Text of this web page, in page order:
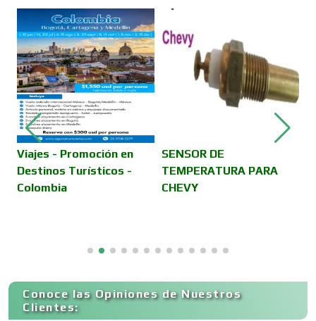
Centros Comerciales
Centros de Espectáculos
Centros de Nutrición
Cibercafés
Viajes - Promoción en
Destinos Turísticos -
Colombia
SENSOR DE
TEMPERATURA PARA
CHEVY
Conoce las Opiniones de Nuestros
Clientes: